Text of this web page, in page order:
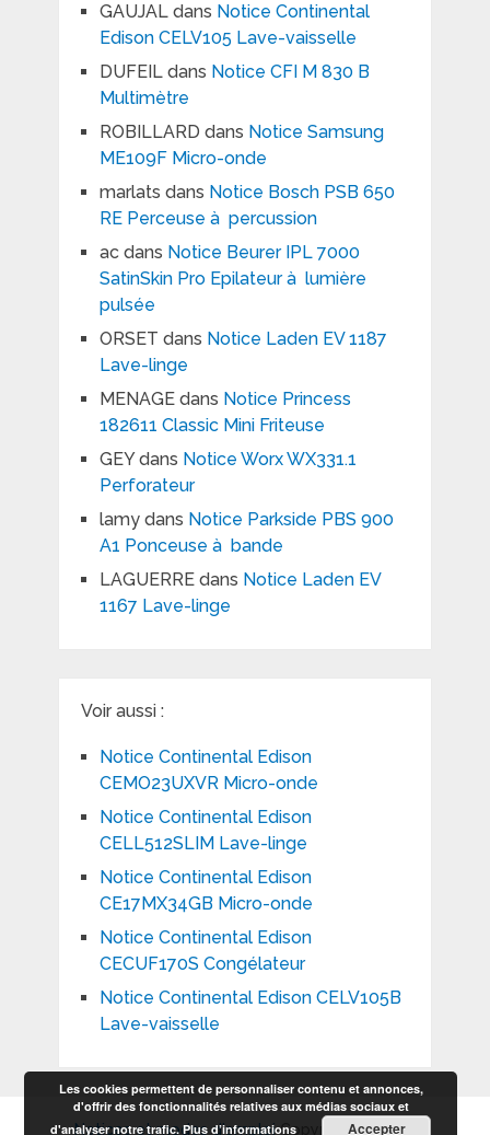
GAUJALdans Notice Continental
Edison CELV105 Lave-vaisselle
DUFEILdans Notice CFI M 830 B
Multimètre
ROBILLARD dans Notice Samsung
ME109F Micro-onde
marlats dans Notice Bosch PSB 650
RE Perceuse à percussion
acdans Notice Beurer IPL 7000
SatinSkin Pro Epilateur à lumière
pulsée
ORSET dans Notice Laden EV 1187
Lave-linge
MENAGEdans Notice Princess
182611 Classic Mini Friteuse
GEYdans Notice Worx WX331.1
Perforateur
lamydans Notice Parkside PBS 900
A1 Ponceuse à bande
LAGUERREdans Notice Laden EV
1167 Lave-linge
Voir aussi :
Notice Continental Edison
CEMO23UXVR Micro-onde
Notice Continental Edison
CELL512SLIM Lave-linge
Notice Continental Edison
CE17MX34GB Micro-onde
Notice Continental Edison
CECUF170S Congélateur
Notice Continental Edison CELV105B
Lave-vaisselle
Notices et modes d'emploiCopyright © 2026.
Les cookies permettent de personnaliser contenu et annonces,
d'offrir des fonctionnalités relatives aux médias sociaux et
d'analyser notre trafic.Plus d’informations Accepter